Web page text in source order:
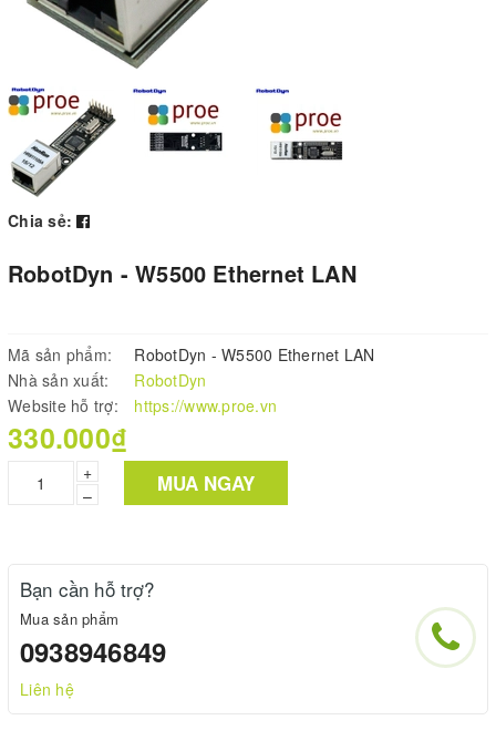
Chia sẻ:
RobotDyn - W5500 Ethernet LAN
Mã sản phẩm:
RobotDyn - W5500 Ethernet LAN
Nhà sản xuất:
RobotDyn
Website hỗ trợ:
https://www.proe.vn
330.000₫
+
–
MUA NGAY
Bạn cần hỗ trợ?
Mua sản phẩm
0938946849
Liên hệ